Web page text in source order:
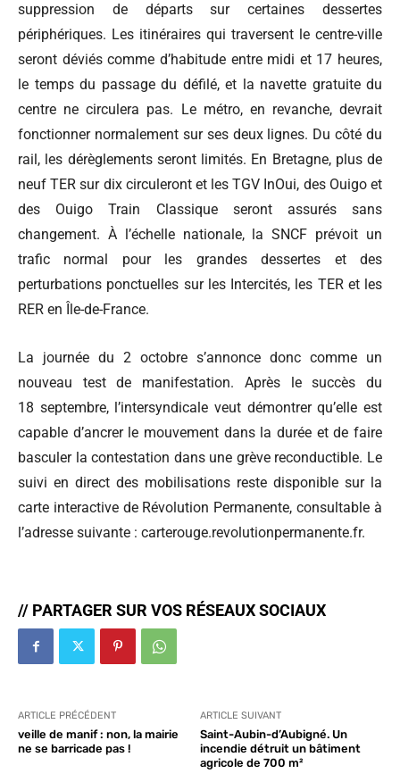
suppression de départs sur certaines dessertes
périphériques. Les itinéraires qui traversent le centre-ville
seront déviés comme d’habitude entre midi et 17 heures,
le temps du passage du défilé, et la navette gratuite du
centre ne circulera pas. Le métro, en revanche, devrait
fonctionner normalement sur ses deux lignes. Du côté du
rail, les dérèglements seront limités. En Bretagne, plus de
neuf TER sur dix circuleront et les TGV InOui, des Ouigo et
des Ouigo Train Classique seront assurés sans
changement. À l’échelle nationale, la SNCF prévoit un
trafic normal pour les grandes dessertes et des
perturbations ponctuelles sur les Intercités, les TER et les
RER en Île-de-France.
La journée du 2 octobre s’annonce donc comme un
nouveau test de manifestation. Après le succès du
18 septembre, l’intersyndicale veut démontrer qu’elle est
capable d’ancrer le mouvement dans la durée et de faire
basculer la contestation dans une grève reconductible. Le
suivi en direct des mobilisations reste disponible sur la
carte interactive de Révolution Permanente, consultable à
l’adresse suivante : carterouge.revolutionpermanente.fr.
// PARTAGER SUR VOS RÉSEAUX SOCIAUX
ARTICLE PRÉCÉDENT
veille de manif : non, la mairie
ne se barricade pas !
ARTICLE SUIVANT
Saint-Aubin-d’Aubigné. Un
incendie détruit un bâtiment
agricole de 700 m²